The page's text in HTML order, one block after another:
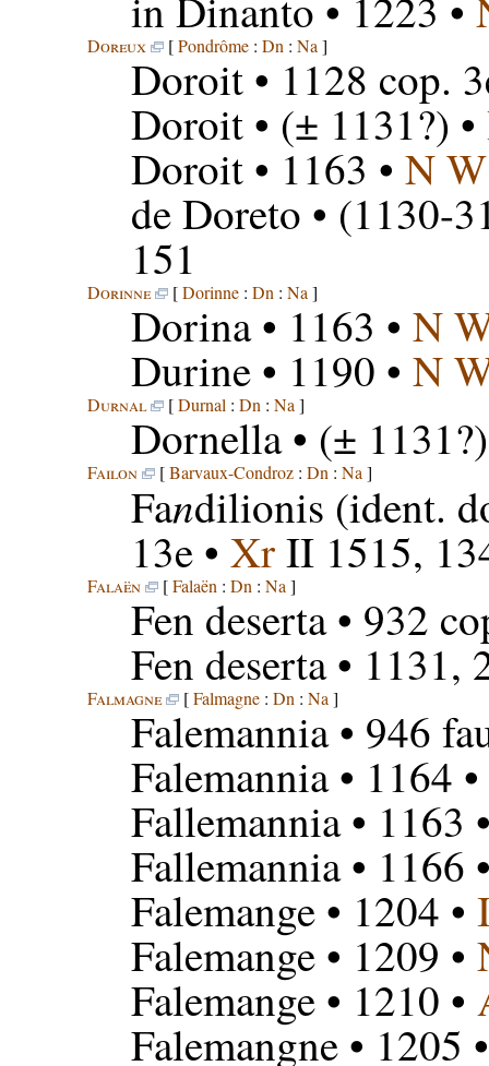
Doreux [Pondrôme: Dn : Na ]
Doroit• 1128 cop.
Doroit• (± 1131?) •
Doroit• 1163 • N W
de Doreto • (1130-
151
Dorinne [Dorinne: Dn : Na ]
Dorina• 1163 • N
Durine• 1190 • N
Durnal [Durnal : Dn : Na ]
Dornella• (±
Failon [Barvaux-Condroz: Dn : Na ]
Fandilionis (ident.
13e • XrII 1515,
Falaën [Falaën : Dn : Na ]
Fen deserta• 932
Fen deserta• 1131,
Falmagne [Falmagne: Dn : Na ]
Falemannia• 946
Falemannia• 1164 •
Fallemannia• 1163
Fallemannia• 1166
Falemange• 1204 •
Falemange• 1209 •
Falemange• 1210 •
Falemangne• 1205